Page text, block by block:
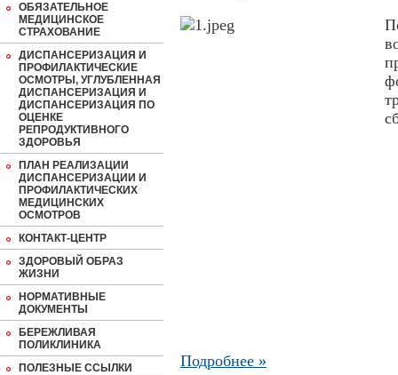
ОБЯЗАТЕЛЬНОЕ
МЕДИЦИНСКОЕ
СТРАХОВАНИЕ
ДИСПАНСЕРИЗАЦИЯ И
ПРОФИЛАКТИЧЕСКИЕ
ОСМОТРЫ, УГЛУБЛЕННАЯ
ДИСПАНСЕРИЗАЦИЯ И
ДИСПАНСЕРИЗАЦИЯ ПО
ОЦЕНКЕ
РЕПРОДУКТИВНОГО
ЗДОРОВЬЯ
ПЛАН РЕАЛИЗАЦИИ
ДИСПАНСЕРИЗАЦИИ И
ПРОФИЛАКТИЧЕСКИХ
МЕДИЦИНСКИХ
ОСМОТРОВ
КОНТАКТ-ЦЕНТР
ЗДОРОВЫЙ ОБРАЗ
ЖИЗНИ
НОРМАТИВНЫЕ
ДОКУМЕНТЫ
БЕРЕЖЛИВАЯ
ПОЛИКЛИНИКА
ПОЛЕЗНЫЕ ССЫЛКИ
Подробнее »